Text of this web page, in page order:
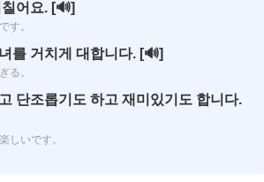
어요. [🔊]
す。
를 거치게 대합니다. [🔊]
る。
단조롭기도 하고 재미있기도 합니다.
しいです。